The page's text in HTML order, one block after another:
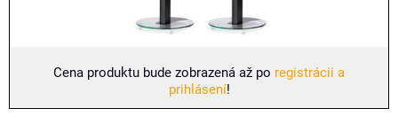
Cena produktu bude zobrazená až po registrácii a
prihlásení!